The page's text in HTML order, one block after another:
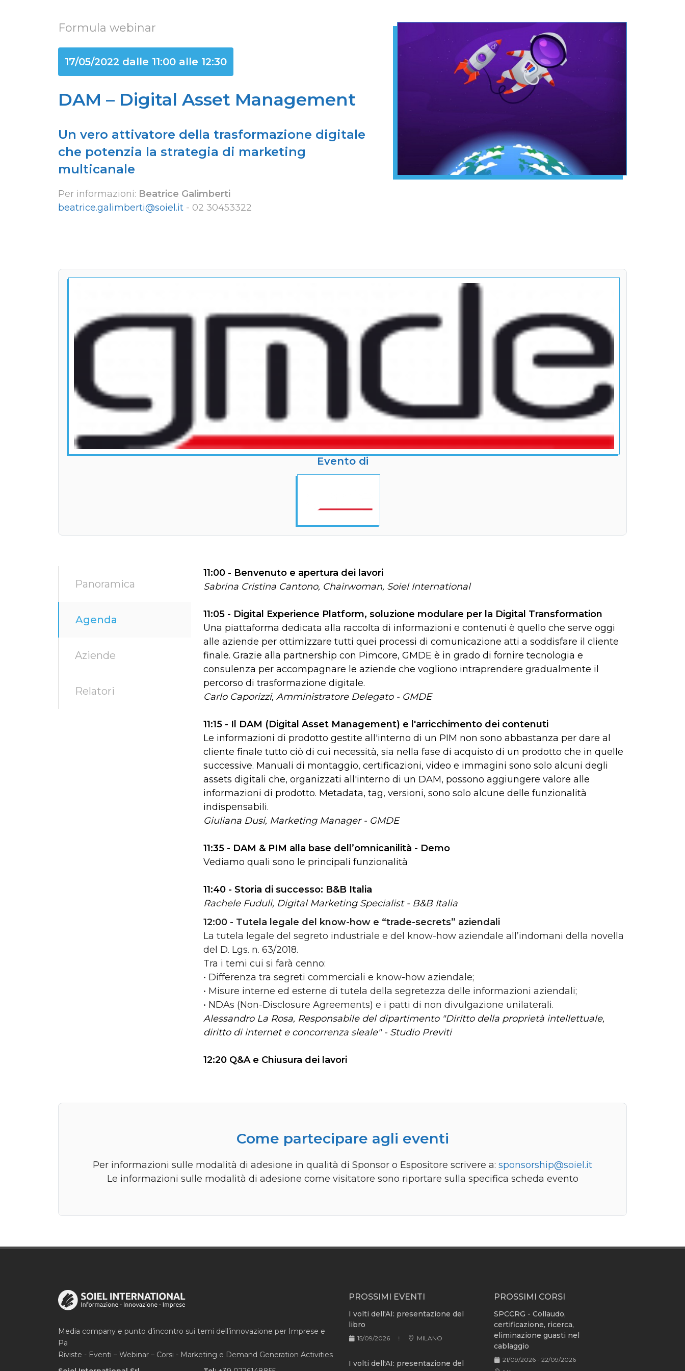
Formula webinar
17/05/2022 dalle 11:00 alle 12:30
DAM – Digital Asset Management
Un vero attivatore della trasformazione digitale
che potenzia la strategia di marketing
multicanale
Per informazioni: Beatrice Galimberti
beatrice.galimberti@soiel.it - 02 30453322
Evento di
Panoramica
Agenda
Aziende
Relatori
11:00 - Benvenuto e apertura dei lavori
Sabrina Cristina Cantono, Chairwoman, Soiel International
11:05 - Digital Experience Platform, soluzione modulare per la Digital Transformation
Una piattaforma dedicata alla raccolta di informazioni e contenuti è quello che serve oggi
alle aziende per ottimizzare tutti quei processi di comunicazione atti a soddisfare il cliente
finale. Grazie alla partnership con Pimcore, GMDE è in grado di fornire tecnologia e
consulenza per accompagnare le aziende che vogliono intraprendere gradualmente il
percorso di trasformazione digitale.
Carlo Caporizzi, Amministratore Delegato - GMDE
11:15 - Il DAM (Digital Asset Management) e l'arricchimento dei contenuti
Le informazioni di prodotto gestite all'interno di un PIM non sono abbastanza per dare al
cliente finale tutto ciò di cui necessità, sia nella fase di acquisto di un prodotto che in quelle
successive. Manuali di montaggio, certificazioni, video e immagini sono solo alcuni degli
assets digitali che, organizzati all'interno di un DAM, possono aggiungere valore alle
informazioni di prodotto. Metadata, tag, versioni, sono solo alcune delle funzionalità
indispensabili.
Giuliana Dusi, Marketing Manager - GMDE
11:35 - DAM & PIM alla base dell’omnicanilità - Demo
Vediamo quali sono le principali funzionalità
11:40 - Storia di successo: B&B Italia
Rachele Fuduli, Digital Marketing Specialist - B&B Italia
12:00 - Tutela legale del know-how e “trade-secrets” aziendali
La tutela legale del segreto industriale e del know-how aziendale all’indomani della novella
del D. Lgs. n. 63/2018.
Tra i temi cui si farà cenno:
• Differenza tra segreti commerciali e know-how aziendale;
• Misure interne ed esterne di tutela della segretezza delle informazioni aziendali;
• NDAs (Non-Disclosure Agreements) e i patti di non divulgazione unilaterali.
Alessandro La Rosa, Responsabile del dipartimento "Diritto della proprietà intellettuale,
diritto di internet e concorrenza sleale" - Studio Previti
12:20 Q&A e Chiusura dei lavori
Come partecipare agli eventi
Per informazioni sulle modalità di adesione in qualità di Sponsor o Espositore scrivere a: sponsorship@soiel.it
Le informazioni sulle modalità di adesione come visitatore sono riportare sulla specifica scheda evento
Media company e punto d’incontro sui temi dell’innovazione per Imprese e
Pa
Riviste - Eventi – Webinar – Corsi - Marketing e Demand Generation Activities
PROSSIMI EVENTI
I volti dell'AI: presentazione del
libro
15/09/2026 MILANO
I volti dell'AI: presentazione del
PROSSIMI CORSI
SPCCRG - Collaudo,
certificazione, ricerca,
eliminazione guasti nel
cablaggio
21/09/2026 - 22/09/2026